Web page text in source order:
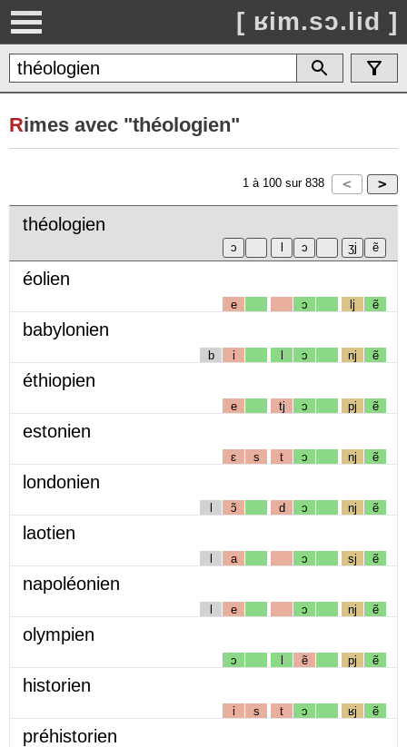
[ ʁim.sɔ.lid ]
Rimes avec "théologien"
1 à 100 sur 838
théologien
éolien
e ɔ lj ẽ
babylonien
b i l ɔ nj ẽ
éthiopien
e tj ɔ pj ẽ
estonien
ɛ s t ɔ nj ẽ
londonien
l ɔ̃ d ɔ nj ẽ
laotien
l a ɔ sj ẽ
napoléonien
l e ɔ nj ẽ
olympien
ɔ l ẽ pj ẽ
historien
i s t ɔ ʁj ẽ
préhistorien